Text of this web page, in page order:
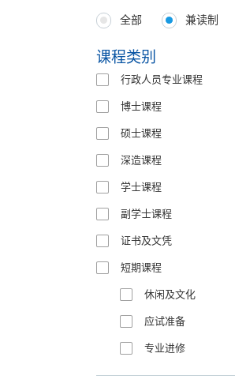
Programmes
Type
全部 兼读制
课程类别
行政人员专业课程
博士课程
硕士课程
深造课程
学士课程
副学士课程
证书及文凭
短期课程
休闲及文化
应试准备
专业进修